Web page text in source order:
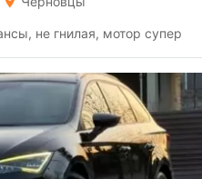
не гнилая, мотор супер